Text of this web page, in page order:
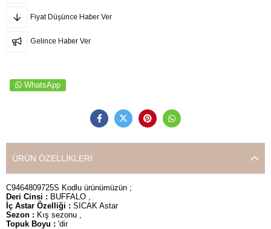
Fiyat Düşünce Haber Ver
Gelince Haber Ver
WhatsApp
ÜRÜN ÖZELLIKLERI
C9464809725S Kodlu ürünümüzün ;
Deri Cinsi : BUFFALO ,
İç Astar Özelliği : SICAK Astar
Sezon : Kış sezonu ,
Topuk Boyu : 'dir